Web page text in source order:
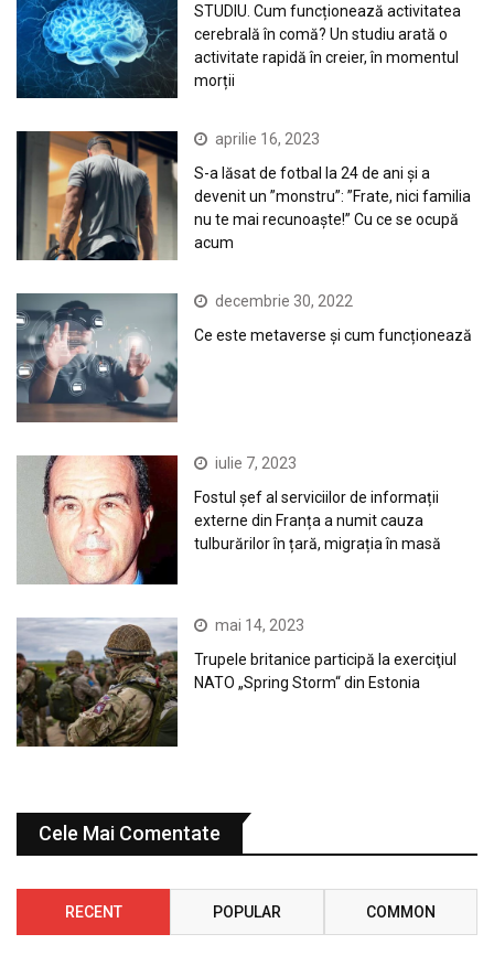
STUDIU. Cum funcționează activitatea
cerebrală în comă? Un studiu arată o
activitate rapidă în creier, în momentul
morții
aprilie 16, 2023
S-a lăsat de fotbal la 24 de ani și a
devenit un ”monstru”: ”Frate, nici familia
nu te mai recunoaște!” Cu ce se ocupă
acum
decembrie 30, 2022
Ce este metaverse și cum funcționează
iulie 7, 2023
Fostul șef al serviciilor de informații
externe din Franța a numit cauza
tulburărilor în țară, migrația în masă
mai 14, 2023
Trupele britanice participă la exerciţiul
NATO „Spring Storm“ din Estonia
Cele Mai Comentate
RECENT POPULAR COMMON